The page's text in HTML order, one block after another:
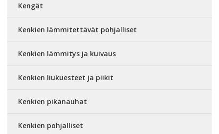
Kengät
Kenkien lämmitettävät pohjalliset
Kenkien lämmitys ja kuivaus
Kenkien liukuesteet ja piikit
Kenkien pikanauhat
Kenkien pohjalliset